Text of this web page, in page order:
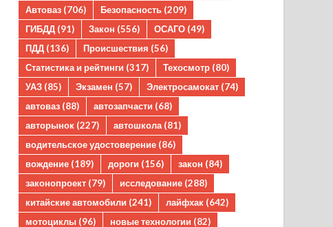
Автоваз (706) Безопасность (209)
ГИБДД (91) Закон (556) ОСАГО (49)
ПДД (136) Происшествия (56)
Статистика и рейтинги (317) Техосмотр (80)
УАЗ (85) Экзамен (57) Электросамокат (74)
автоваз (88) автозапчасти (68)
авторынок (227) автошкола (81)
водительское удостоверение (86)
вождение (189) дороги (156) закон (84)
законопроект (79) исследование (288)
китайские автомобили (241) лайфхак (642)
мотоциклы (96) новые технологии (82)